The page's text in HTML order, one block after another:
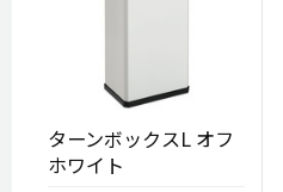
ターンボックスL オフ
ホワイト